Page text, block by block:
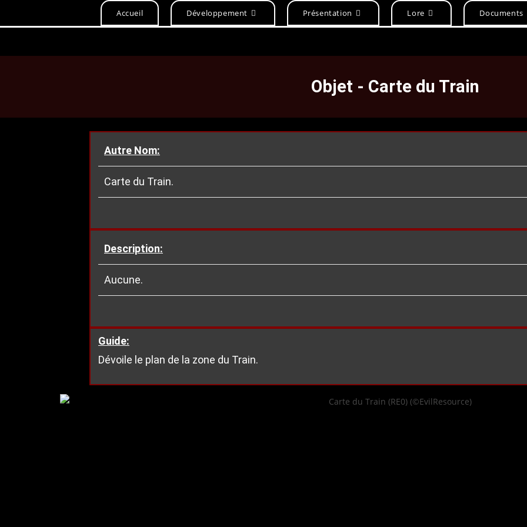
Accueil Développement Présentation Lore Documents
Objet - Carte du Train
Autre Nom:
Carte du Train.
Description:
Aucune.
Guide:
Dévoile le plan de la zone du Train.